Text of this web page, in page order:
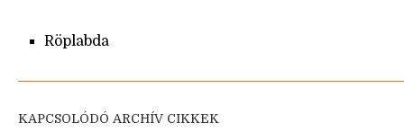
Röplabda
KAPCSOLÓDÓ ARCHÍV CIKKEK